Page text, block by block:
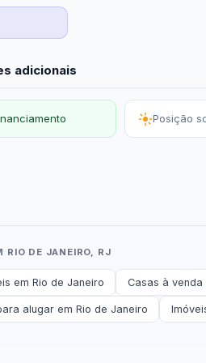
adicionais
Posição
RIO DE JANEIRO, RJ
em Rio de Janeiro Casas à venda
alugar em Rio de Janeiro